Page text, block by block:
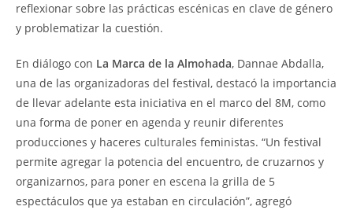
reflexionar sobre las prácticas escénicas en clave de género
y problematizar la cuestión.
En diálogo con La Marca de la Almohada, Dannae Abdalla,
una de las organizadoras del festival, destacó la importancia
de llevar adelante esta iniciativa en el marco del 8M, como
una forma de poner en agenda y reunir diferentes
producciones y haceres culturales feministas. “Un festival
permite agregar la potencia del encuentro, de cruzarnos y
organizarnos, para poner en escena la grilla de 5
espectáculos que ya estaban en circulación”, agregó